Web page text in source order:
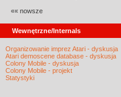
«« nowsze
Wewnętrzne/Internals
Organizowanie imprez Atari - dyskusja
Atari demoscene database - dyskusja
Colony Mobile - dyskusja
Colony Mobile - projekt
Statystyki